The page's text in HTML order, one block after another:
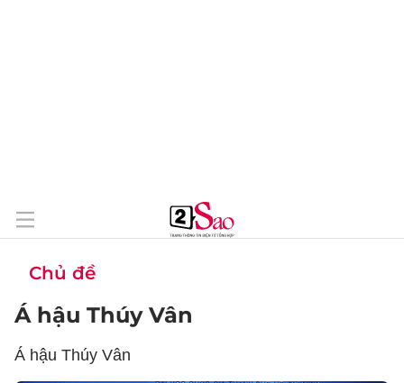
Chủ đề
Á hậu Thúy Vân
Á hậu Thúy Vân